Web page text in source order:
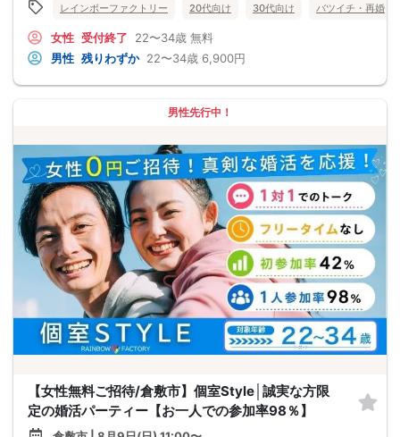
レインボーファクトリー 20代向け 30代向け バツイチ・再婚
女性 受付終了 22〜34歳 無料
男性 残りわずか 22〜34歳 6,900円
男性先行中！
【女性無料ご招待/倉敷市】個室Style│誠実な方限
定の婚活パーティー【お一人での参加率98％】